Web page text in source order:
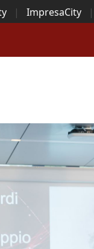
| ImpresaCity |